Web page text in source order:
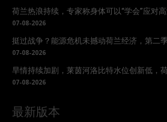
荷兰热浪持续，专家称身体可以“学会”应对
07-08-2026
挺过战争？能源危机未撼动荷兰经济，第二
07-08-2026
旱情持续加剧，莱茵河洛比特水位创新低，
07-08-2026
最新版本